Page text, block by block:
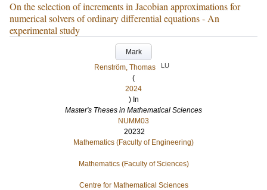
On the selection of increments in Jacobian approximations for
numerical solvers of ordinary differential equations - An
experimental study
Mark
Renström, Thomas
LU
(
2024
) In
Master's Theses in Mathematical Sciences
NUMM03
20232
Mathematics (Faculty of Engineering)
Mathematics (Faculty of Sciences)
Centre for Mathematical Sciences